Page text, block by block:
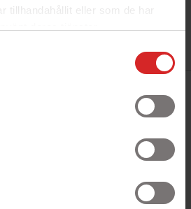
tillhandahållit eller som de har